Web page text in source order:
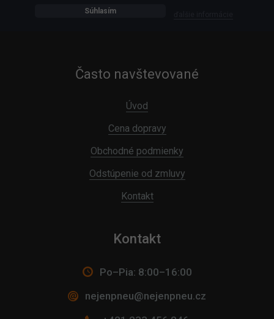
Súhlasím
Často navštevované
Úvod
Cena dopravy
Obchodné podmienky
Odstúpenie od zmluvy
Kontakt
Kontakt
Po–Pia: 8:00–16:00
nejenpneu@nejenpneu.cz